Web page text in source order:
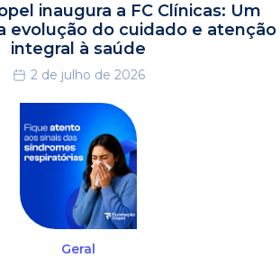
inaugura a FC Clínicas: Um
evolução do cuidado e atenção
integral à saúde
2 de julho de 2026
Geral